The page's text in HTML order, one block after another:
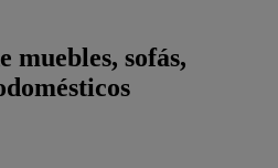
muebles, sofás,